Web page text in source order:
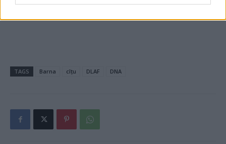
TAGS Barna cîțu DLAF DNA